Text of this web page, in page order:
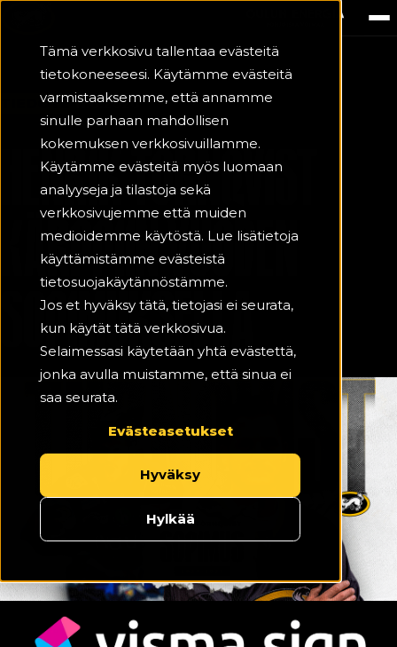
Tämä verkkosivu tallentaa evästeitä
tietokoneeseesi. Käytämme evästeitä
varmistaaksemme, että annamme
sinulle parhaan mahdollisen
kokemuksen verkkosivuillamme.
Käytämme evästeitä myös luomaan
analyyseja ja tilastoja sekä
verkkosivujemme että muiden
medioidemme käytöstä. Lue lisätietoja
käyttämistämme evästeistä
tietosuojakäytännöstämme.
Jos et hyväksy tätä, tietojasi ei seurata,
kun käytät tätä verkkosivua.
Selaimessasi käytetään yhtä evästettä,
jonka avulla muistamme, että sinua ei
saa seurata.
Evästeasetukset
Hyväksy
Hylkää
TIEDOTE 11.6.2026
HENRIK TÖRNQVIST
KÄRPPIIN VUODEN
SOPIMUKSELLA